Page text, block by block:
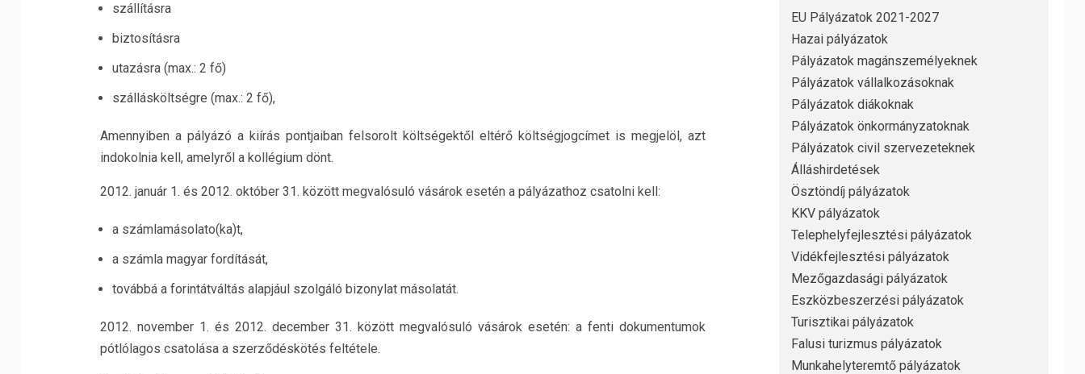
szállításra
biztosításra
utazásra (max.: 2 fő)
szállásköltségre (max.: 2 fő),
Amennyiben a pályázó a kiírás pontjaiban felsorolt költségektől eltérő költségjogcímet is megjelöl, azt
indokolnia kell, amelyről a kollégium dönt.
2012. január 1. és 2012. október 31. között megvalósuló vásárok esetén a pályázathoz csatolni kell:
a számlamásolato(ka)t,
a számla magyar fordítását,
továbbá a forintátváltás alapjául szolgáló bizonylat másolatát.
2012. november 1. és 2012. december 31. között megvalósuló vásárok esetén: a fenti dokumentumok
pótlólagos csatolása a szerződéskötés feltétele.
EU Pályázatok 2021-2027
Hazai pályázatok
Pályázatok magánszemélyeknek
Pályázatok vállalkozásoknak
Pályázatok diákoknak
Pályázatok önkormányzatoknak
Pályázatok civil szervezeteknek
Álláshirdetések
Ösztöndíj pályázatok
KKV pályázatok
Telephelyfejlesztési pályázatok
Vidékfejlesztési pályázatok
Mezőgazdasági pályázatok
Eszközbeszerzési pályázatok
Turisztikai pályázatok
Falusi turizmus pályázatok
Munkahelyteremtő pályázatok